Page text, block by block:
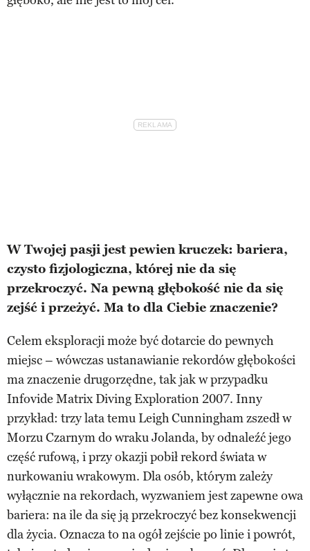
W Twojej pasji jest pewien kruczek: bariera,
czysto fizjologiczna, której nie da się
przekroczyć. Na pewną głębokość nie da się
zejść i przeżyć. Ma to dla Ciebie znaczenie?
Celem eksploracji może być dotarcie do pewnych
miejsc – wówczas ustanawianie rekordów głębokości
ma znaczenie drugorzędne, tak jak w przypadku
Infovide Matrix Diving Exploration 2007. Inny
przykład: trzy lata temu Leigh Cunningham zszedł w
Morzu Czarnym do wraku Jolanda, by odnaleźć jego
część rufową, i przy okazji pobił rekord świata w
nurkowaniu wrakowym. Dla osób, którym zależy
wyłącznie na rekordach, wyzwaniem jest zapewne owa
bariera: na ile da się ją przekroczyć bez konsekwencji
dla życia. Oznacza to na ogół zejście po linie i powrót,